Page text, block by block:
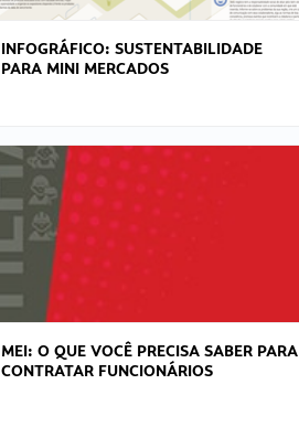
INFOGRÁFICO: SUSTENTABILIDADE
PARA MINI MERCADOS
MEI: O QUE VOCÊ PRECISA SABER PARA
CONTRATAR FUNCIONÁRIOS